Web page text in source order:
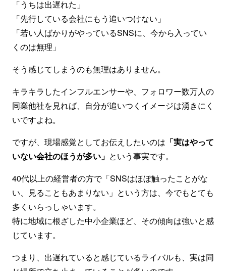
「うちは出遅れた」
「先行している会社にもう追いつけない」
「若い人ばかりがやっているSNSに、今から入ってい
くのは無理」
そう感じてしまうのも無理はありません。
キラキラしたインフルエンサーや、フォロワー数万人の
同業他社を見れば、自分が追いつくイメージは湧きにく
いですよね。
ですが、現場感覚としてお伝えしたいのは 「実はやって
いない会社のほうが多い」 という事実です。
40代以上の経営者の方で「SNSはほぼ触ったことがな
い、見ることもあまりない」という方は、今でもとても
多くいらっしゃいます。
特に地域に根ざした中小企業ほど、その傾向は強いと感
じています。
つまり、出遅れていると感じているライバルも、実は同